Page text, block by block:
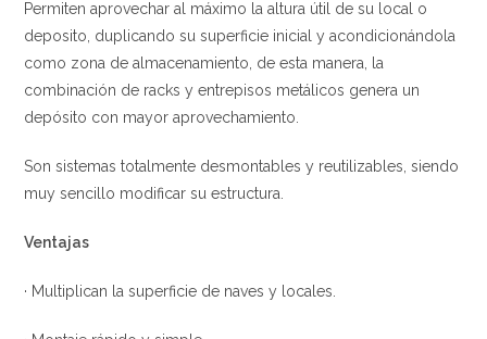
Permiten aprovechar al máximo la altura útil de su local o
deposito, duplicando su superficie inicial y acondicionándola
como zona de almacenamiento, de esta manera, la
combinación de racks y entrepisos metálicos genera un
depósito con mayor aprovechamiento.
Son sistemas totalmente desmontables y reutilizables, siendo
muy sencillo modificar su estructura.
Ventajas
· Multiplican la superficie de naves y locales.